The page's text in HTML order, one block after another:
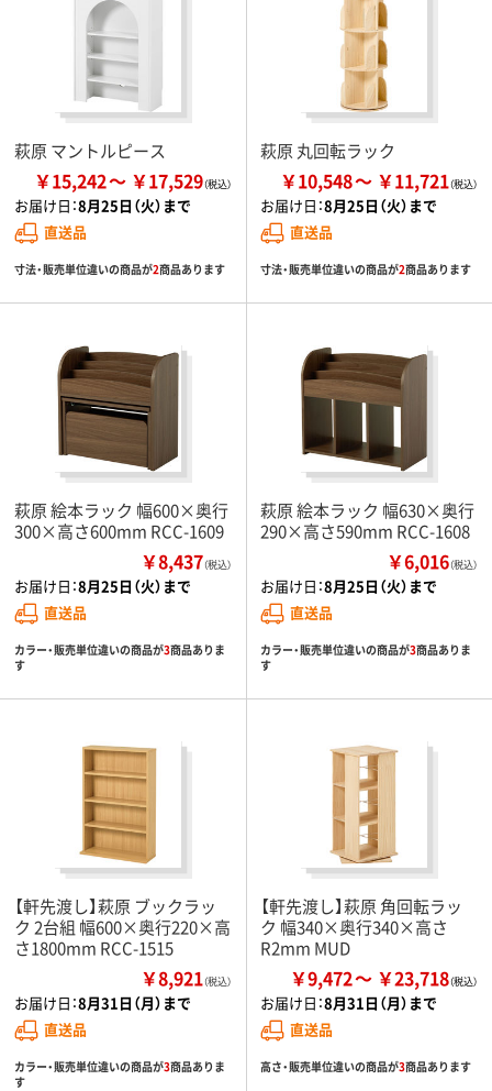
萩原 マントルピース
￥15,242 ￥17,529
お届け日：8月25日（火）まで
直送品
寸法・販売単位違いの商品が2商品あります
萩原 丸回転ラック
￥10,548 ￥11,721
お届け日：8月25日（火）まで
直送品
寸法・販売単位違いの商品が2商品あります
萩原 絵本ラック 幅600×奥行
300×高さ600mm RCC-1609
￥8,437（税込）
お届け日：8月25日（火）まで
直送品
カラー・販売単位違いの商品が3商品ありま
す
萩原 絵本ラック 幅630×奥行
290×高さ590mm RCC-1608
￥6,016（税込）
お届け日：8月25日（火）まで
直送品
カラー・販売単位違いの商品が3商品ありま
す
【軒先渡し】萩原 ブックラッ
ク 2台組 幅600×奥行220×高
さ1800mm RCC-1515
￥8,921（税込）
お届け日：8月31日（月）まで
直送品
カラー・販売単位違いの商品が3商品ありま
す
【軒先渡し】萩原 角回転ラッ
ク 幅340×奥行340×高さ
R2mm MUD
￥9,472 ￥23,718
お届け日：8月31日（月）まで
直送品
高さ・販売単位違いの商品が3商品あります